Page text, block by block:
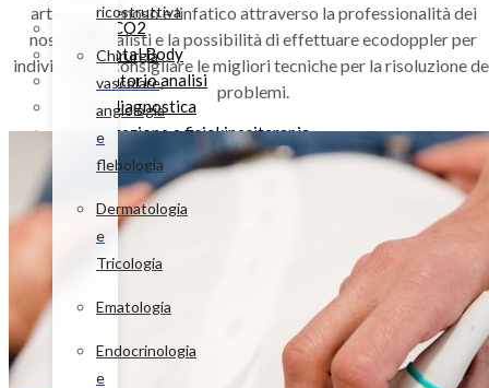
Laser CO2
TAC Total Body
Laboratorio analisi
Radiodiagnostica
Riabilitazione e fisiokinesiterapia
Esami endoscopici
Audiologia e protesi acustiche
Ambulatori chirurgici
Oculistica, oftalmologia e ortottica
Convenzioni assicurative
Contatti
ricostruttiva
Chirurgia
vascolare,
angiologia
e
flebologia
Dermatologia
e
Tricologia
Ematologia
Endocrinologia
e
arterioso, venoso e linfatico attraverso la professionalità dei
nostri specialisti e la possibilità di effettuare ecodoppler per
individuare e consigliare le migliori tecniche per la risoluzione
problemi.